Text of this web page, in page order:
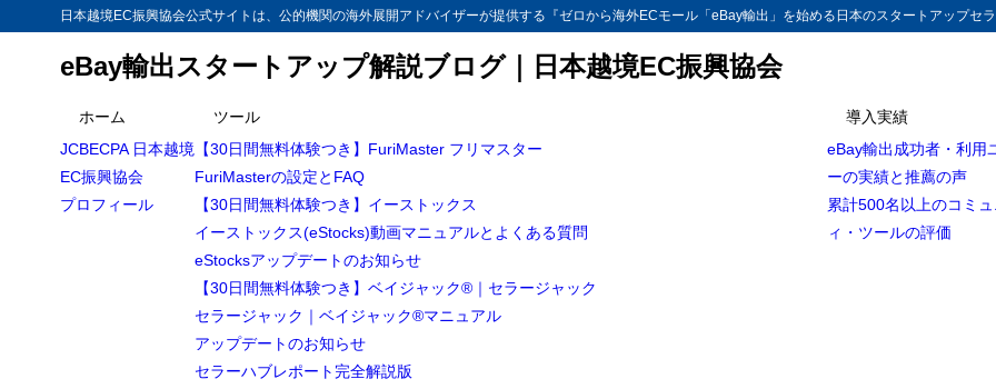
日本越境EC振興協会公式サイトは、公的機関の海外展開アドバイザーが提供する『ゼロから海外ECモール「eBay輸出」を始める日本のスタートアップセ
eBay輸出スタートアップ解説ブログ｜日本越境EC振興協会
ホーム
JCBECPA 日本越境
EC振興協会
プロフィール
ツール
【30日間無料体験つき】FuriMaster フリマスター
FuriMasterの設定とFAQ
【30日間無料体験つき】イーストックス
イーストックス(eStocks)動画マニュアルとよくある質問
eStocksアップデートのお知らせ
【30日間無料体験つき】ベイジャック®｜セラージャック
セラージャック｜ベイジャック®マニュアル
アップデートのお知らせ
セラーハブレポート完全解説版
導入実績
eBay輸出成功者・利用
ーの実績と推薦の声
累計500名以上のコミ
ィ・ツールの評価
目次
1 【直接取引】ペイオニア(Payoneer)で請求書を発行する方法
ペイオニアの支払リクエスト(クレジットカード請求)サービス by Payoneer社様による
1.2 バイヤーにとってのメリット
1.3.1 低コスト